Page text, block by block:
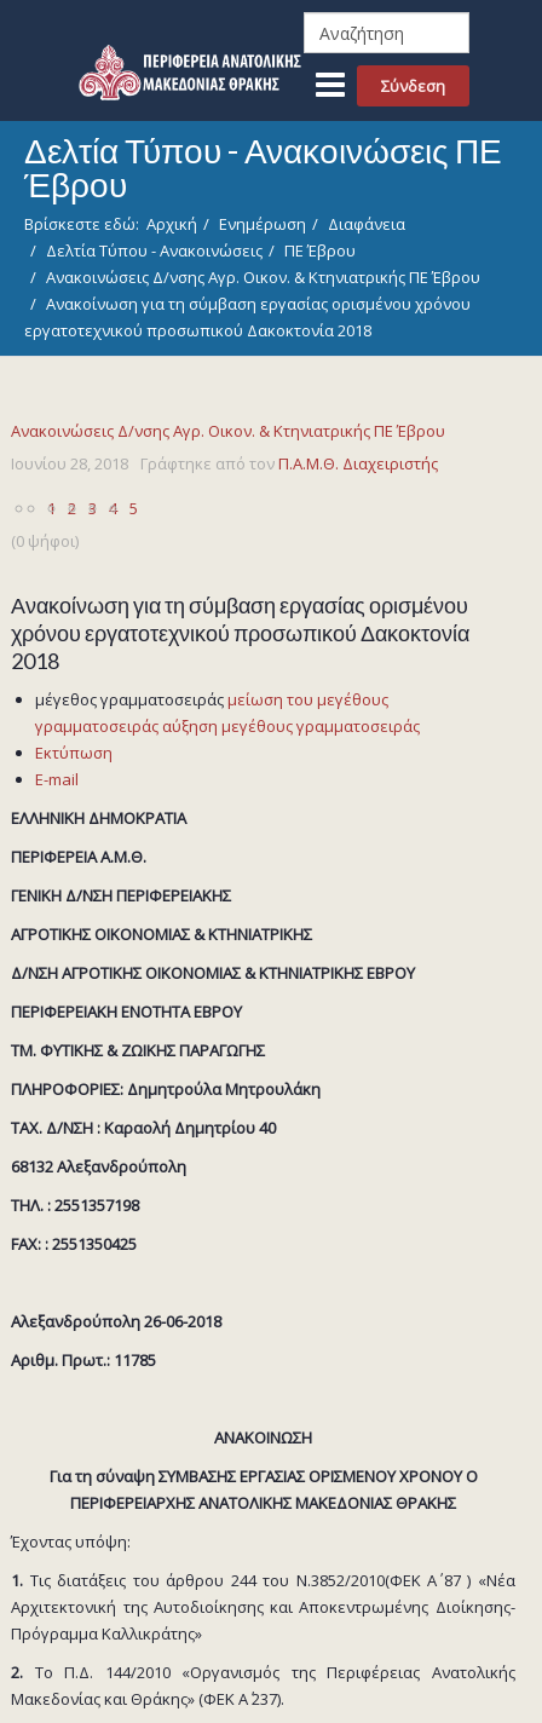
Σύνδεση
Δελτία Τύπου - Ανακοινώσεις ΠΕ
Έβρου
Βρίσκεστε εδώ: Αρχική Ενημέρωση
Διαφάνεια
Δελτία Τύπου - Ανακοινώσεις
ΠΕ Έβρου
Ανακοινώσεις Δ/νσης Αγρ. Οικον. & Κτηνιατρικής ΠΕ Έβρου
Ανακοίνωση για τη σύμβαση εργασίας ορισμένου χρόνου
εργατοτεχνικού προσωπικού Δακοκτονία 2018
Ανακοινώσεις Δ/νσης Αγρ. Οικον. & Κτηνιατρικής ΠΕ Έβρου
Ιουνίου 28, 2018
Γράφτηκε από τονΠ.Α.Μ.Θ. Διαχειριστής
1 2 3 4 5
(0 ψήφοι)
Ανακοίνωση για τη σύμβαση εργασίας ορισμένου
χρόνου εργατοτεχνικού προσωπικού Δακοκτονία
2018
μέγεθος γραμματοσειράςμείωση του μεγέθους
γραμματοσειράς αύξηση μεγέθους γραμματοσειράς
Εκτύπωση
E-mail
ΕΛΛΗΝΙΚΗ ΔΗΜΟΚΡΑΤΙΑ
ΠΕΡΙΦΕΡΕΙΑ Α.Μ.Θ.
ΓΕΝΙΚΗ Δ/ΝΣΗ ΠΕΡΙΦΕΡΕΙΑΚΗΣ
ΑΓΡΟΤΙΚΗΣ ΟΙΚΟΝΟΜΙΑΣ & ΚΤΗΝΙΑΤΡΙΚΗΣ
Δ/ΝΣΗ ΑΓΡΟΤΙΚΗΣ ΟΙΚΟΝΟΜΙΑΣ & ΚΤΗΝΙΑΤΡΙΚΗΣ ΕΒΡΟΥ
ΠΕΡΙΦΕΡΕΙΑΚΗ ΕΝΟΤΗΤΑ ΕΒΡΟΥ
ΤΜ. ΦΥΤΙΚΗΣ & ΖΩΙΚΗΣ ΠΑΡΑΓΩΓΗΣ
ΠΛΗΡΟΦΟΡΙΕΣ: Δημητρούλα Μητρουλάκη
ΤΑΧ. Δ/ΝΣΗ : Καραολή Δημητρίου 40
68132 Αλεξανδρούπολη
ΤΗΛ. : 2551357198
FAX: : 2551350425
Αλεξανδρούπολη 26-06-2018
Αριθμ. Πρωτ.: 11785
ΑΝΑΚΟΙΝΩΣΗ
Για τη σύναψη ΣΥΜΒΑΣΗΣ ΕΡΓΑΣΙΑΣ ΟΡΙΣΜΕΝΟΥ ΧΡΟΝΟΥ Ο
ΠΕΡΙΦΕΡΕΙΑΡΧΗΣ ΑΝΑΤΟΛΙΚΗΣ ΜΑΚΕΔΟΝΙΑΣ ΘΡΑΚΗΣ
Έχοντας υπόψη:
1. Τις διατάξεις του άρθρου 244 του Ν.3852/2010(ΦΕΚ Α΄ 87 ) «Νέα
Αρχιτεκτονική της Αυτοδιοίκησης και Αποκεντρωμένης Διοίκησης-
Πρόγραμμα Καλλικράτης»
2. Το Π.Δ. 144/2010 «Οργανισμός της Περιφέρειας Ανατολικής
Μακεδονίας και Θράκης» (ΦΕΚ Α΄ 237).